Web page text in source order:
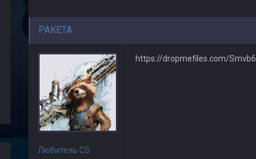
PAKETA
Любитель CS
https://dropmefiles.com/Smvb6